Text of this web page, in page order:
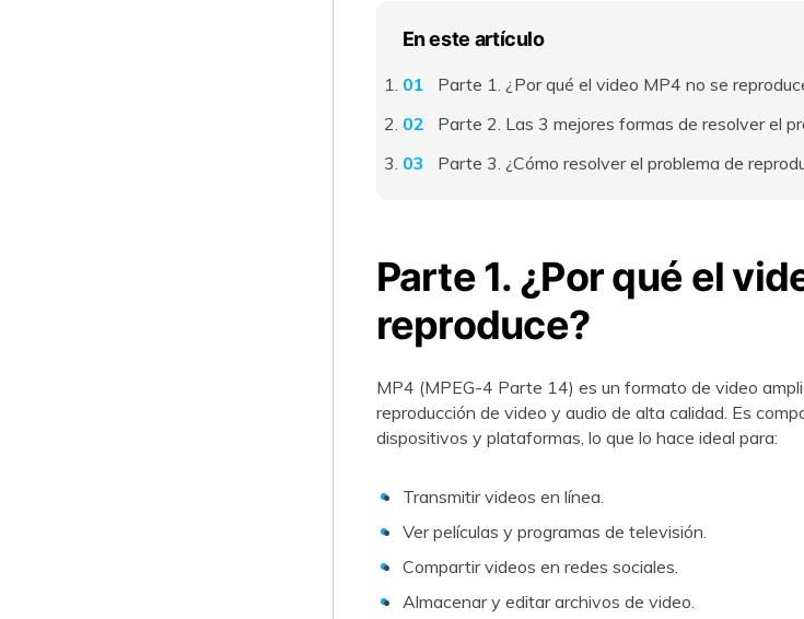
En este artículo
Parte 1. ¿Por qué el video MP4 no se
Parte 2. Las 3 mejores formas de resolver el
Parte 3. ¿Cómo resolver el problema de
Parte 1. ¿Por qué el
reproduce?
MP4 (MPEG-4 Parte 14) es un formato de video
reproducción de video y audio de alta calidad. Es
dispositivos y plataformas, lo que lo hace ideal para:
Transmitir videos en línea.
Ver películas y programas de televisión.
Compartir videos en redes sociales.
Almacenar y editar archivos de video.